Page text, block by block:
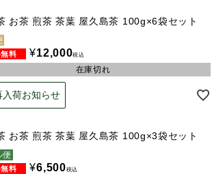
お茶 煎茶 茶葉 屋久島茶 100g×6袋セット
¥12,000税込
在庫切れ
入荷お知らせ
お茶 煎茶 茶葉 屋久島茶 100g×3袋セット
便
¥6,500税込